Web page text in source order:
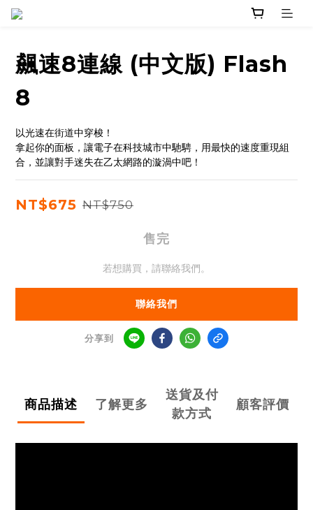
飆速8連線 (中文版) Flash
8
以光速在街道中穿梭！
拿起你的面板，讓電子在科技城市中馳騁，用最快的速度重現組
合，並讓對手迷失在乙太網路的漩渦中吧！
NT$675 NT$750
售完
若想購買，請聯絡我們。
聯絡我們
分享到
商品描述 了解更多
送貨及付
款方式
顧客評價